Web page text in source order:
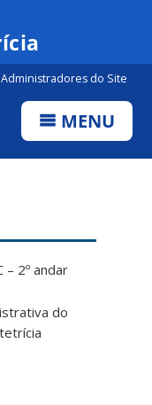
Administradores do Site
MENU
– 2º andar
do